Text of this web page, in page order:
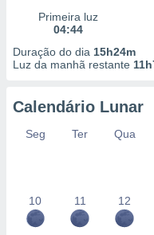
Primeira luz
04:44
Duração do dia 15h24m
Luz da manhã restante
Calendário Lunar
Seg Ter Qua
10 11 12